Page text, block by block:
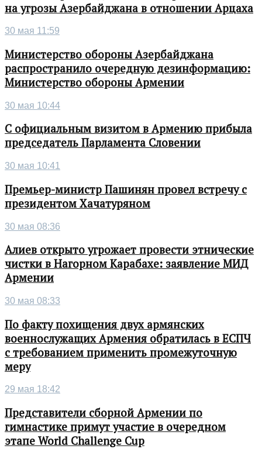
на угрозы Азербайджана в отношении Арцаха
30 мая 11:59
Министерство обороны Азербайджана
распространило очередную дезинформацию:
Министерство обороны Армении
30 мая 10:44
С официальным визитом в Армению прибыла
председатель Парламента Словении
30 мая 10:41
Премьер-министр Пашинян провел встречу с
президентом Хачатуряном
30 мая 08:36
Алиев открыто угрожает провести этнические
чистки в Нагорном Карабахе: заявление МИД
Армении
30 мая 08:33
По факту похищения двух армянских
военнослужащих Армения обратилась в ЕСПЧ
с требованием применить промежуточную
меру
29 мая 18:42
Представители сборной Армении по
гимнастике примут участие в очередном
этапе World Challenge Cup